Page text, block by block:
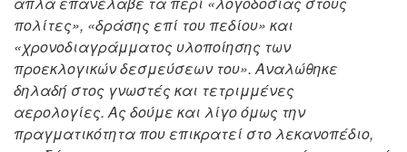
πολίτες», «δράσης επί του πεδίου» και
«χρονοδιαγράμματος υλοποίησης των
προεκλογικών δεσμεύσεων του». Αναλώθηκε
δηλαδή στος γνωστές και τετριμμένες
αερολογίες. Ας δούμε και λίγο όμως την
πραγματικότητα που επικρατεί στο λεκανοπέδιο,